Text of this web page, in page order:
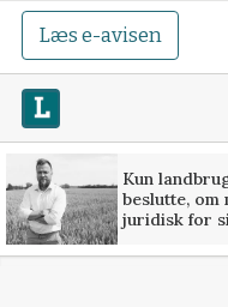
Læs e-avisen
Kun
beslutte, om
juridisk for